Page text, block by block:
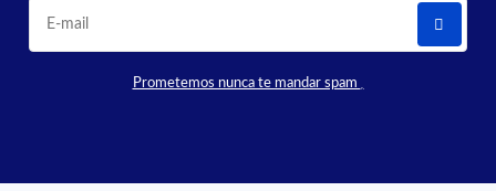
Prometemos nunca te mandar spam